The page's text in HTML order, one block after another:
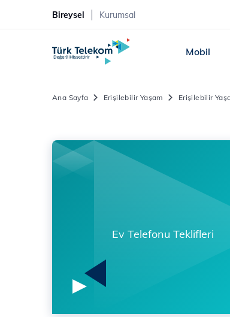
Bireysel Kurumsal
Mobil
Ana Sayfa Erişilebilir Yaşam Erişilebilir
Ev Telefonu Teklifleri